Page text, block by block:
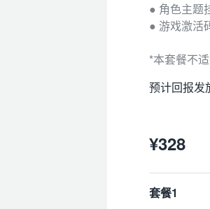
● 角色主题
● 游戏激活
*本套餐不
预计回报发
¥328
套餐1